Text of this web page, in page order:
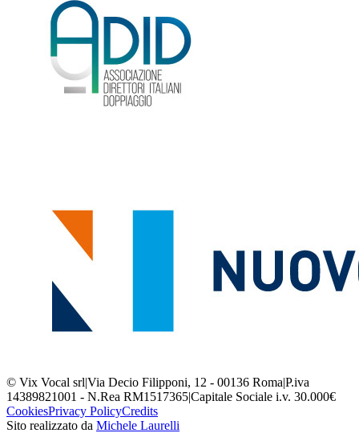
© Vix Vocal srl|Via Decio Filipponi, 12 - 00136 Roma|P.iva
14389821001 - N.Rea RM1517365|Capitale Sociale i.v. 30.000€
CookiesPrivacy PolicyCredits
Sito realizzato da Michele Laurelli